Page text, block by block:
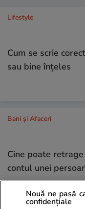
Lifestyle
Cum se scrie
sau bine înțeles
Bani și Afaceri
Cine poate
contul unei
Nouă ne pasă
confidențiale